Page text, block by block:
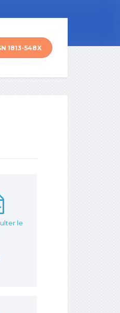
1813-548X
le